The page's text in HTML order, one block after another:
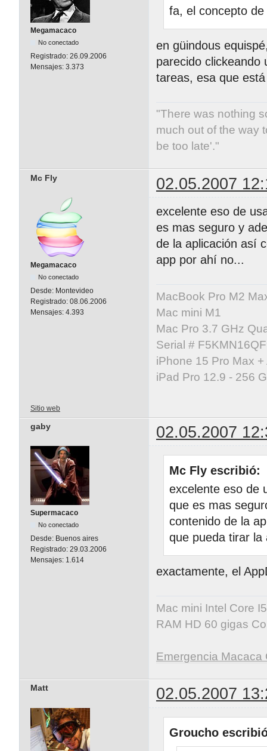
Megamacaco
No conectado
Registrado: 26.09.2006
Mensajes: 3.373
fa, el concepto
en güindous
parecido clickeando
tareas, esa que
"There was nothing
much out of the way
be too late'."
Mc Fly 02.05.2007
Megamacaco
No conectado
Desde: Montevideo
Registrado: 08.06.2006
Mensajes: 4.393
excelente eso de
es mas seguro y
de la aplicación así
app por ahí no...
MacBook Pro M2
Mac mini M1
Mac Pro 3.7 GHz
Serial #
iPhone 15 Pro Max
iPad Pro 12.9 - 256
Sitio web
gaby 02.05.2007
Supermacaco
No conectado
Desde: Buenos aires
Registrado: 29.03.2006
Mensajes: 1.614
Mc Fly escribió:
excelente eso de
que es mas
contenido de la
que pueda tirar
exactamente, el
Mac mini Intel Core
RAM HD 60 gigas
Emergencia Macaca
Matt 02.05.2007
Groucho